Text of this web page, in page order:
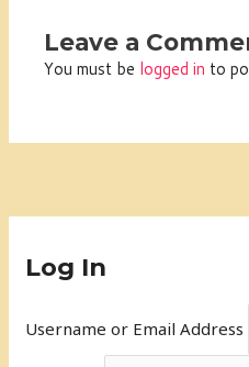
Leave a
You must be logged in to
Log In
Username or Email Address